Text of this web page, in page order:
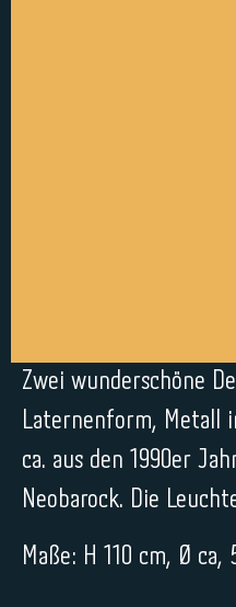
Zwei wunderschöne
Laternenform, Metall
ca. aus den 1990er
Neobarock. Die
Maße: H 110 cm, Ø ca,